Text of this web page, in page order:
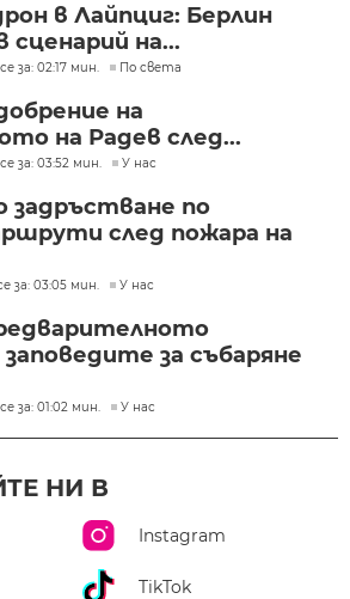
в Лайпциг: Берлин
сценарий на...
за: 02:17 мин. По света
на
на Радев след...
за: 03:52 мин. У нас
задръстване по
след пожара на
за: 03:05 мин. У нас
заповедите за събаряне
за: 01:02 мин. У нас
НИ В
Instagram
TikTok